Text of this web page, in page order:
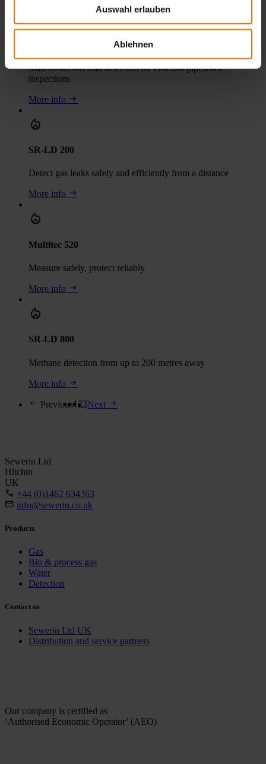
Auswahl erlauben
Ablehnen
LaserGasPatroller LGP 900
State-of-the-art leak detection for efficient pipework
inspections
More info
SR-LD 200
Detect gas leaks safely and efficiently from a distance
More info
Multitec 520
Measure safely, protect reliably
More info
SR-LD 800
Methane detection from up to 200 metres away
More info
Previous123Next
Sewerin Ltd
Hitchin
UK
+44 (0)1462 634363
info@sewerin.co.uk
Products
Gas
Bio & process gas
Water
Detection
Contact us
Sewerin Ltd UK
Distribution and service partners
Our company is certified as
‘Authorised Economic Operator’ (AEO)